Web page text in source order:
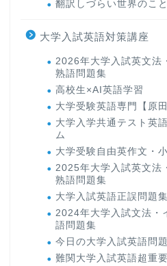
翻訳しづらい世界のこ
大学入試英語対策講座
2026年大学入試英文法
熟語問題集
高校生×AI英語学習
大学受験英語専門【原田
大学入学共通テスト英
ム
大学受験自由英作文・
2025年大学入試英文法
熟語問題集
大学入試英語正誤問題集
2024年大学入試文法・
語問題集
今日の大学入試英語問題
難関大学入試英語超重